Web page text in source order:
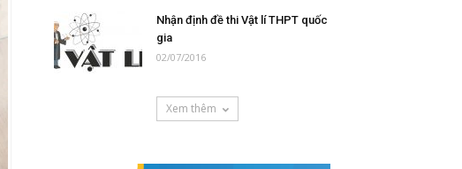
Nhận định đề thi Vật lí THPT quốc
gia
02/07/2016
Xem thêm